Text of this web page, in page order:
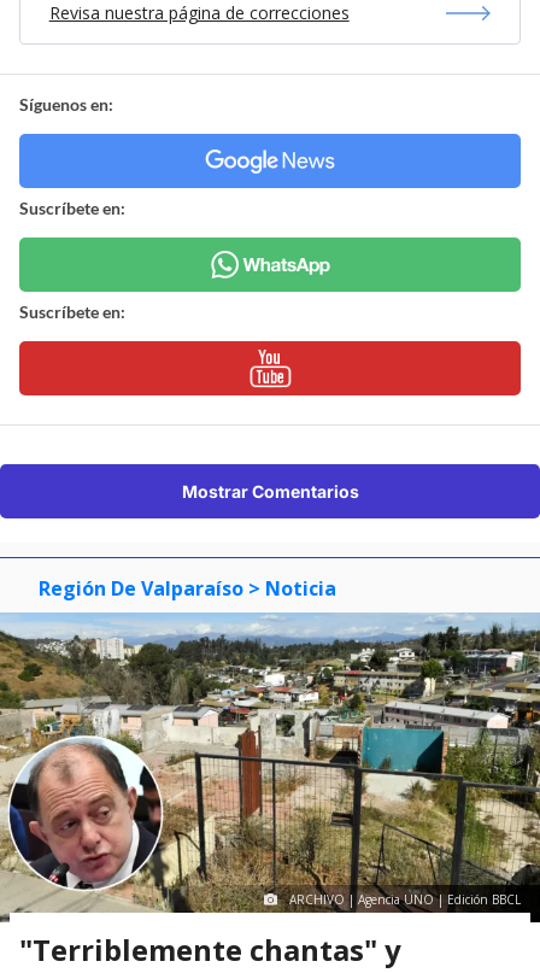
Revisa nuestra página de correcciones
Síguenos en:
Suscríbete en:
Suscríbete en:
Mostrar Comentarios
Región De Valparaíso > Noticia
ARCHIVO | Agencia UNO | Edición BBCL
"Terriblemente chantas" y